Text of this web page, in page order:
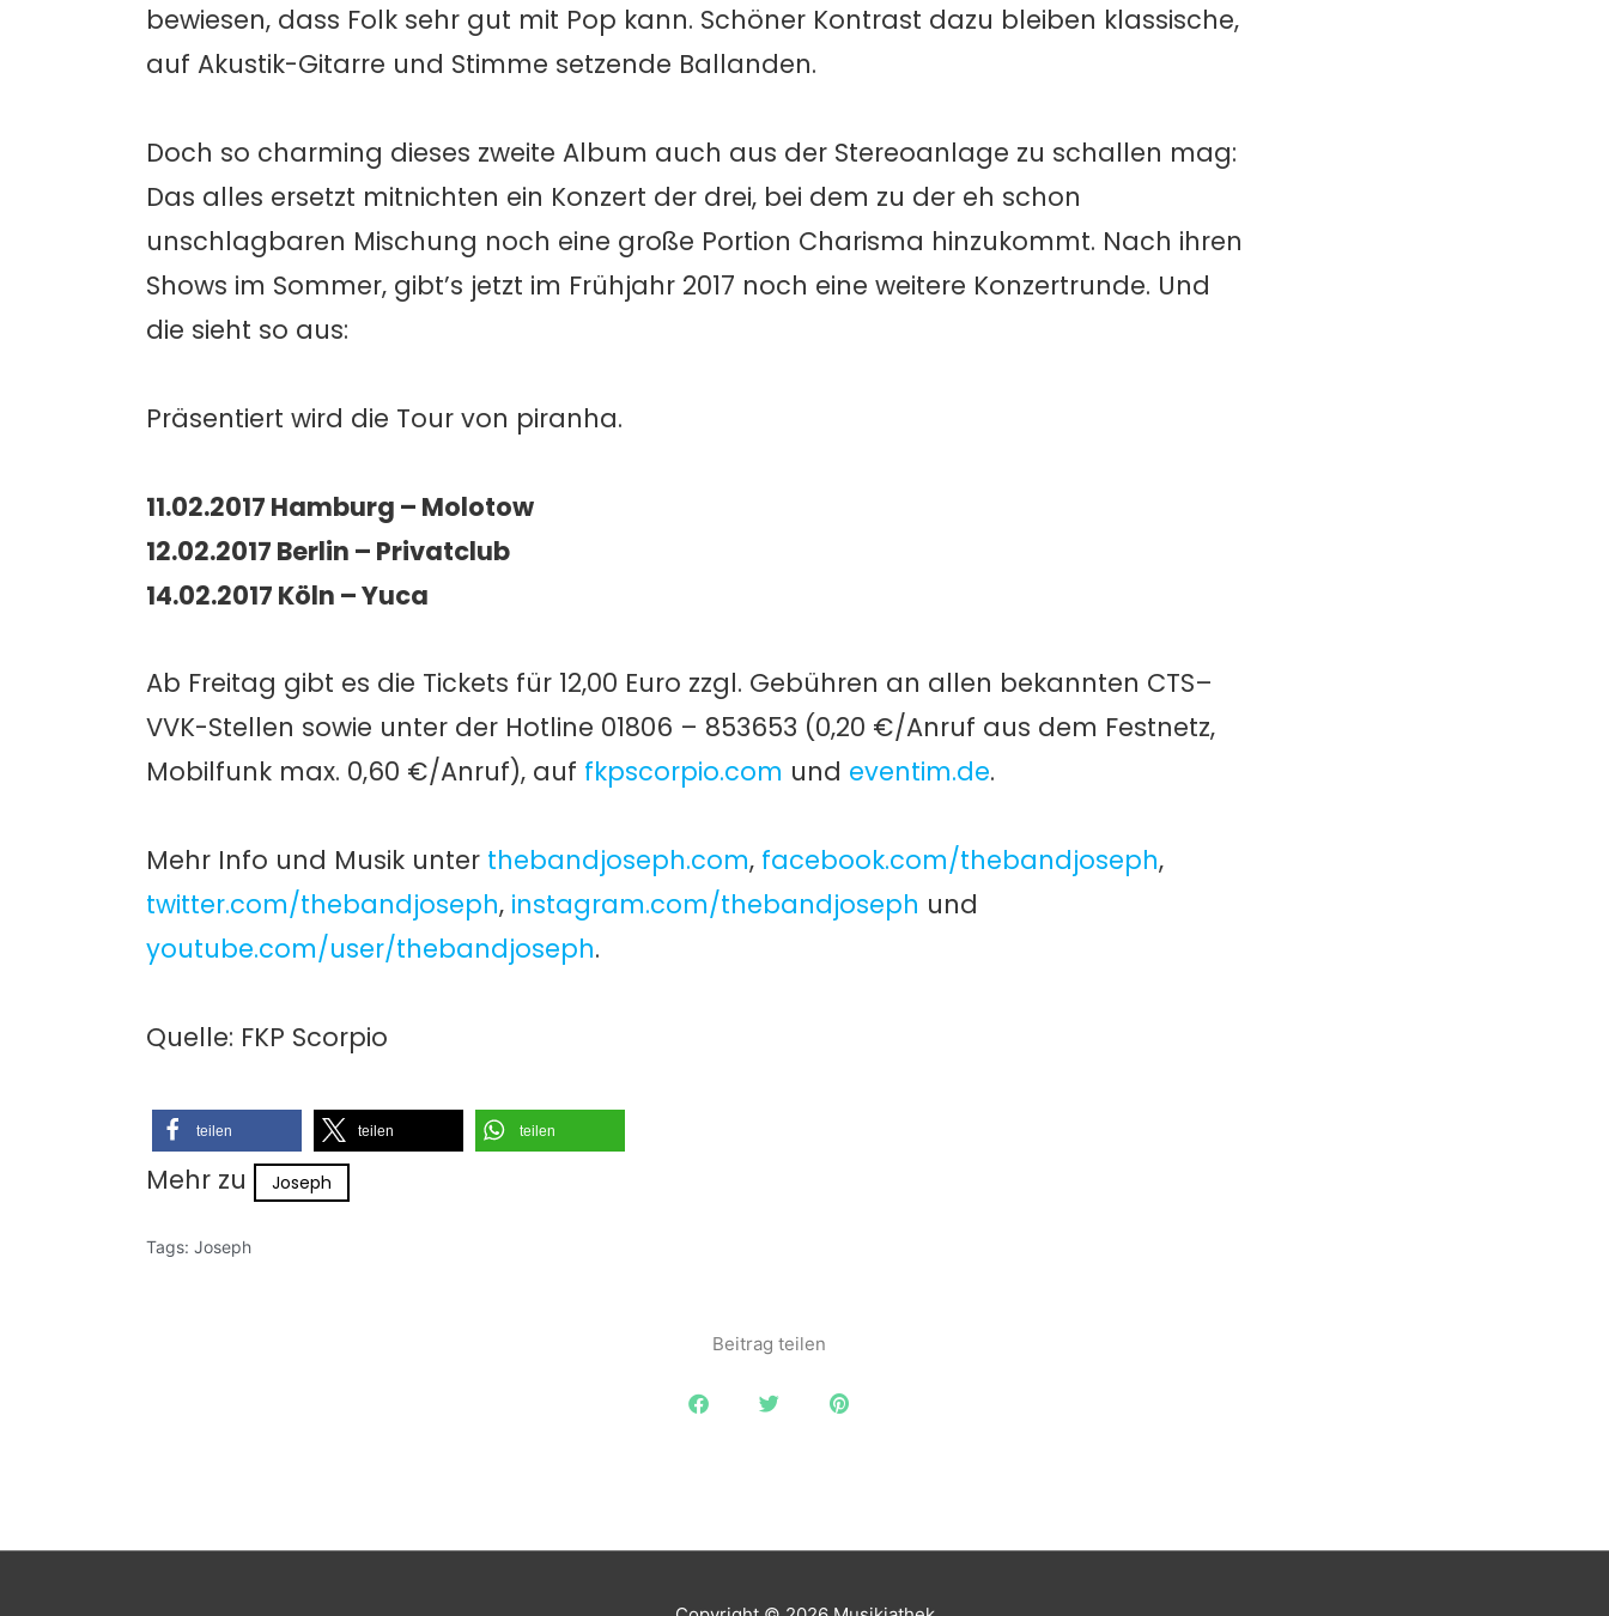
bewiesen, dass Folk sehr gut mit Pop kann. Schöner Kontrast dazu bleiben klassische,
auf Akustik-Gitarre und Stimme setzende Ballanden.
Doch so charming dieses zweite Album auch aus der Stereoanlage zu schallen mag:
Das alles ersetzt mitnichten ein Konzert der drei, bei dem zu der eh schon
unschlagbaren Mischung noch eine große Portion Charisma hinzukommt. Nach ihren
Shows im Sommer, gibt’s jetzt im Frühjahr 2017 noch eine weitere Konzertrunde. Und
die sieht so aus:
Präsentiert wird die Tour von piranha.
11.02.2017 Hamburg – Molotow
12.02.2017 Berlin – Privatclub
14.02.2017 Köln – Yuca
Ab Freitag gibt es die Tickets für 12,00 Euro zzgl. Gebühren an allen bekannten CTS–
VVK-Stellen sowie unter der Hotline 01806 – 853653 (0,20 €/Anruf aus dem Festnetz,
Mobilfunk max. 0,60 €/Anruf), auf fkpscorpio.com und eventim.de.
Mehr Info und Musik unter thebandjoseph.com, facebook.com/thebandjoseph,
twitter.com/thebandjoseph, instagram.com/thebandjoseph und
youtube.com/user/thebandjoseph.
Quelle: FKP Scorpio
teilen teilen teilen
Mehr zu Joseph
Tags: Joseph
Beitrag teilen